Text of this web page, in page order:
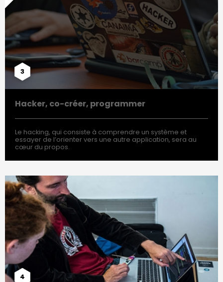
3
Hacker, co-créer, programmer
Le hacking, qui consiste à comprendre un système et
essayer de l’orienter vers une autre application, sera au
cœur du propos.
4